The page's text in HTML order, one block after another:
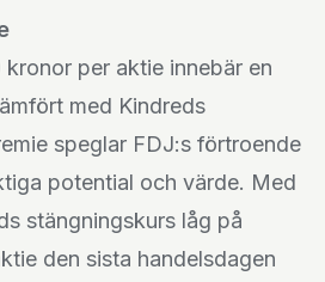
kronor per aktie innebär en
med Kindreds
speglar FDJ:s förtroende
potential och värde. Med
stängningskurs låg på
den sista handelsdagen